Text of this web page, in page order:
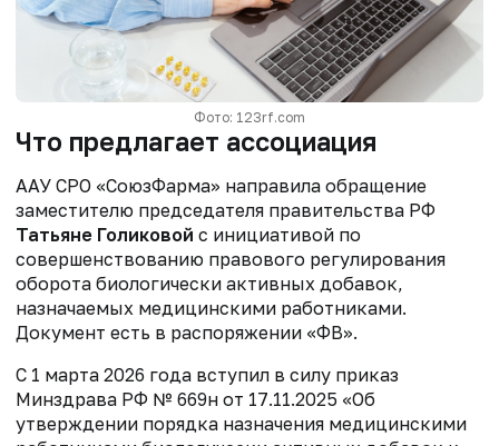
Фото: 123rf.com
Что предлагает ассоциация
ААУ СРО «СоюзФарма» направила обращение
заместителю председателя правительства РФ
Татьяне Голиковой с инициативой по
совершенствованию правового регулирования
оборота биологически активных добавок,
назначаемых медицинскими работниками.
Документ есть в распоряжении «ФВ».
С 1 марта 2026 года вступил в силу приказ
Минздрава РФ № 669н от 17.11.2025 «Об
утверждении порядка назначения медицинскими